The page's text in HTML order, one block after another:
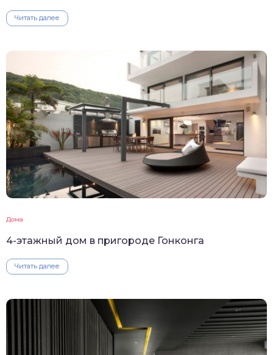
Читать далее
Дома
4-этажный дом в пригороде Гонконга
Читать далее